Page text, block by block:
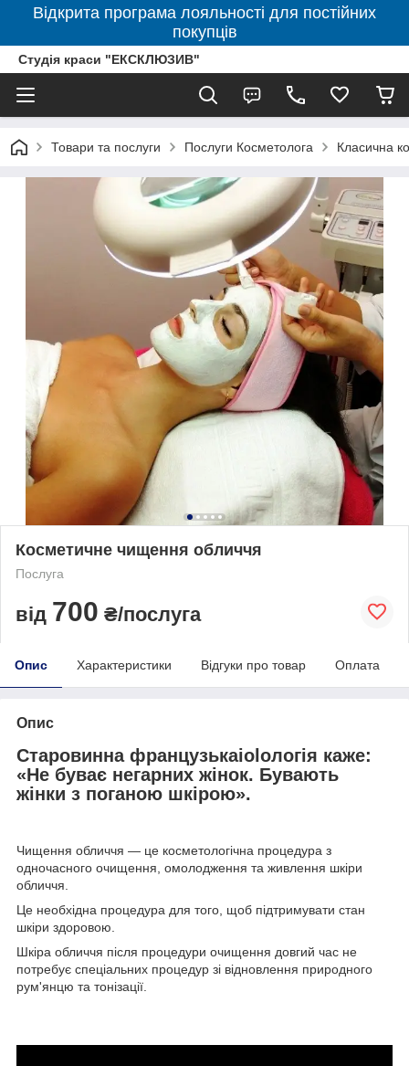
Відкрита програма лояльності для постійних
покупців
Студія краси "ЕКСКЛЮЗИВ"
Товари та послуги Послуги Косметолога Класична
Косметичне чищення обличчя
Послуга
від 700 ₴/послуга
Опис Характеристики Відгуки про товар Оплата
Опис
Старовинна французькаiolологія каже:
«Не буває негарних жінок. Бувають
жінки з поганою шкірою».
Чищення обличчя — це косметологічна процедура з
одночасного очищення, омолодження та живлення шкіри
обличчя.
Це необхідна процедура для того, щоб підтримувати стан
шкіри здоровою.
Шкіра обличчя після процедури очищення довгий час не
потребує спеціальних процедур зі відновлення природного
рум'янцю та тонізації.